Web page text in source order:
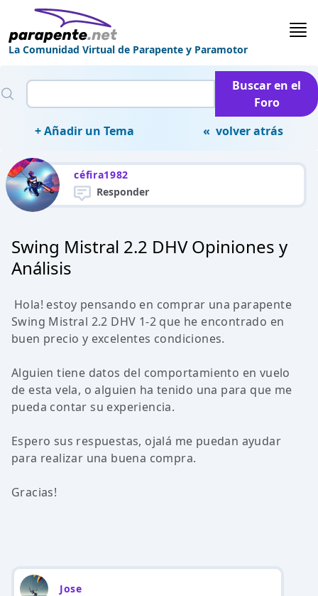
La Comunidad Virtual de Parapente y Paramotor
Buscar en el
Foro
+ Añadir un Tema
« volver atrás
céfira1982
Responder
Swing Mistral 2.2 DHV Opiniones y
Análisis
Hola! estoy pensando en comprar una parapente
Swing Mistral 2.2 DHV 1-2 que he encontrado en
buen precio y excelentes condiciones.
Alguien tiene datos del comportamiento en vuelo
de esta vela, o alguien ha tenido una para que me
pueda contar su experiencia.
Espero sus respuestas, ojalá me puedan ayudar
para realizar una buena compra.
Gracias!
Jose